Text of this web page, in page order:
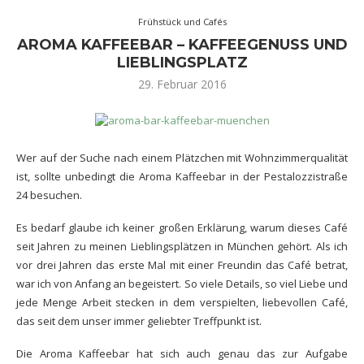
Frühstück und Cafés
AROMA KAFFEEBAR – KAFFEEGENUSS UND
LIEBLINGSPLATZ
29. Februar 2016
Wer auf der Suche nach einem Plätzchen mit Wohnzimmerqualität
ist, sollte unbedingt die Aroma Kaffeebar in der Pestalozzistraße
24 besuchen.
Es bedarf glaube ich keiner großen Erklärung, warum dieses Café
seit Jahren zu meinen Lieblingsplätzen in München gehört. Als ich
vor drei Jahren das erste Mal mit einer Freundin das Café betrat,
war ich von Anfang an begeistert. So viele Details, so viel Liebe und
jede Menge Arbeit stecken in dem verspielten, liebevollen Café,
das seit dem unser immer geliebter Treffpunkt ist.
Die Aroma Kaffeebar hat sich auch genau das zur Aufgabe